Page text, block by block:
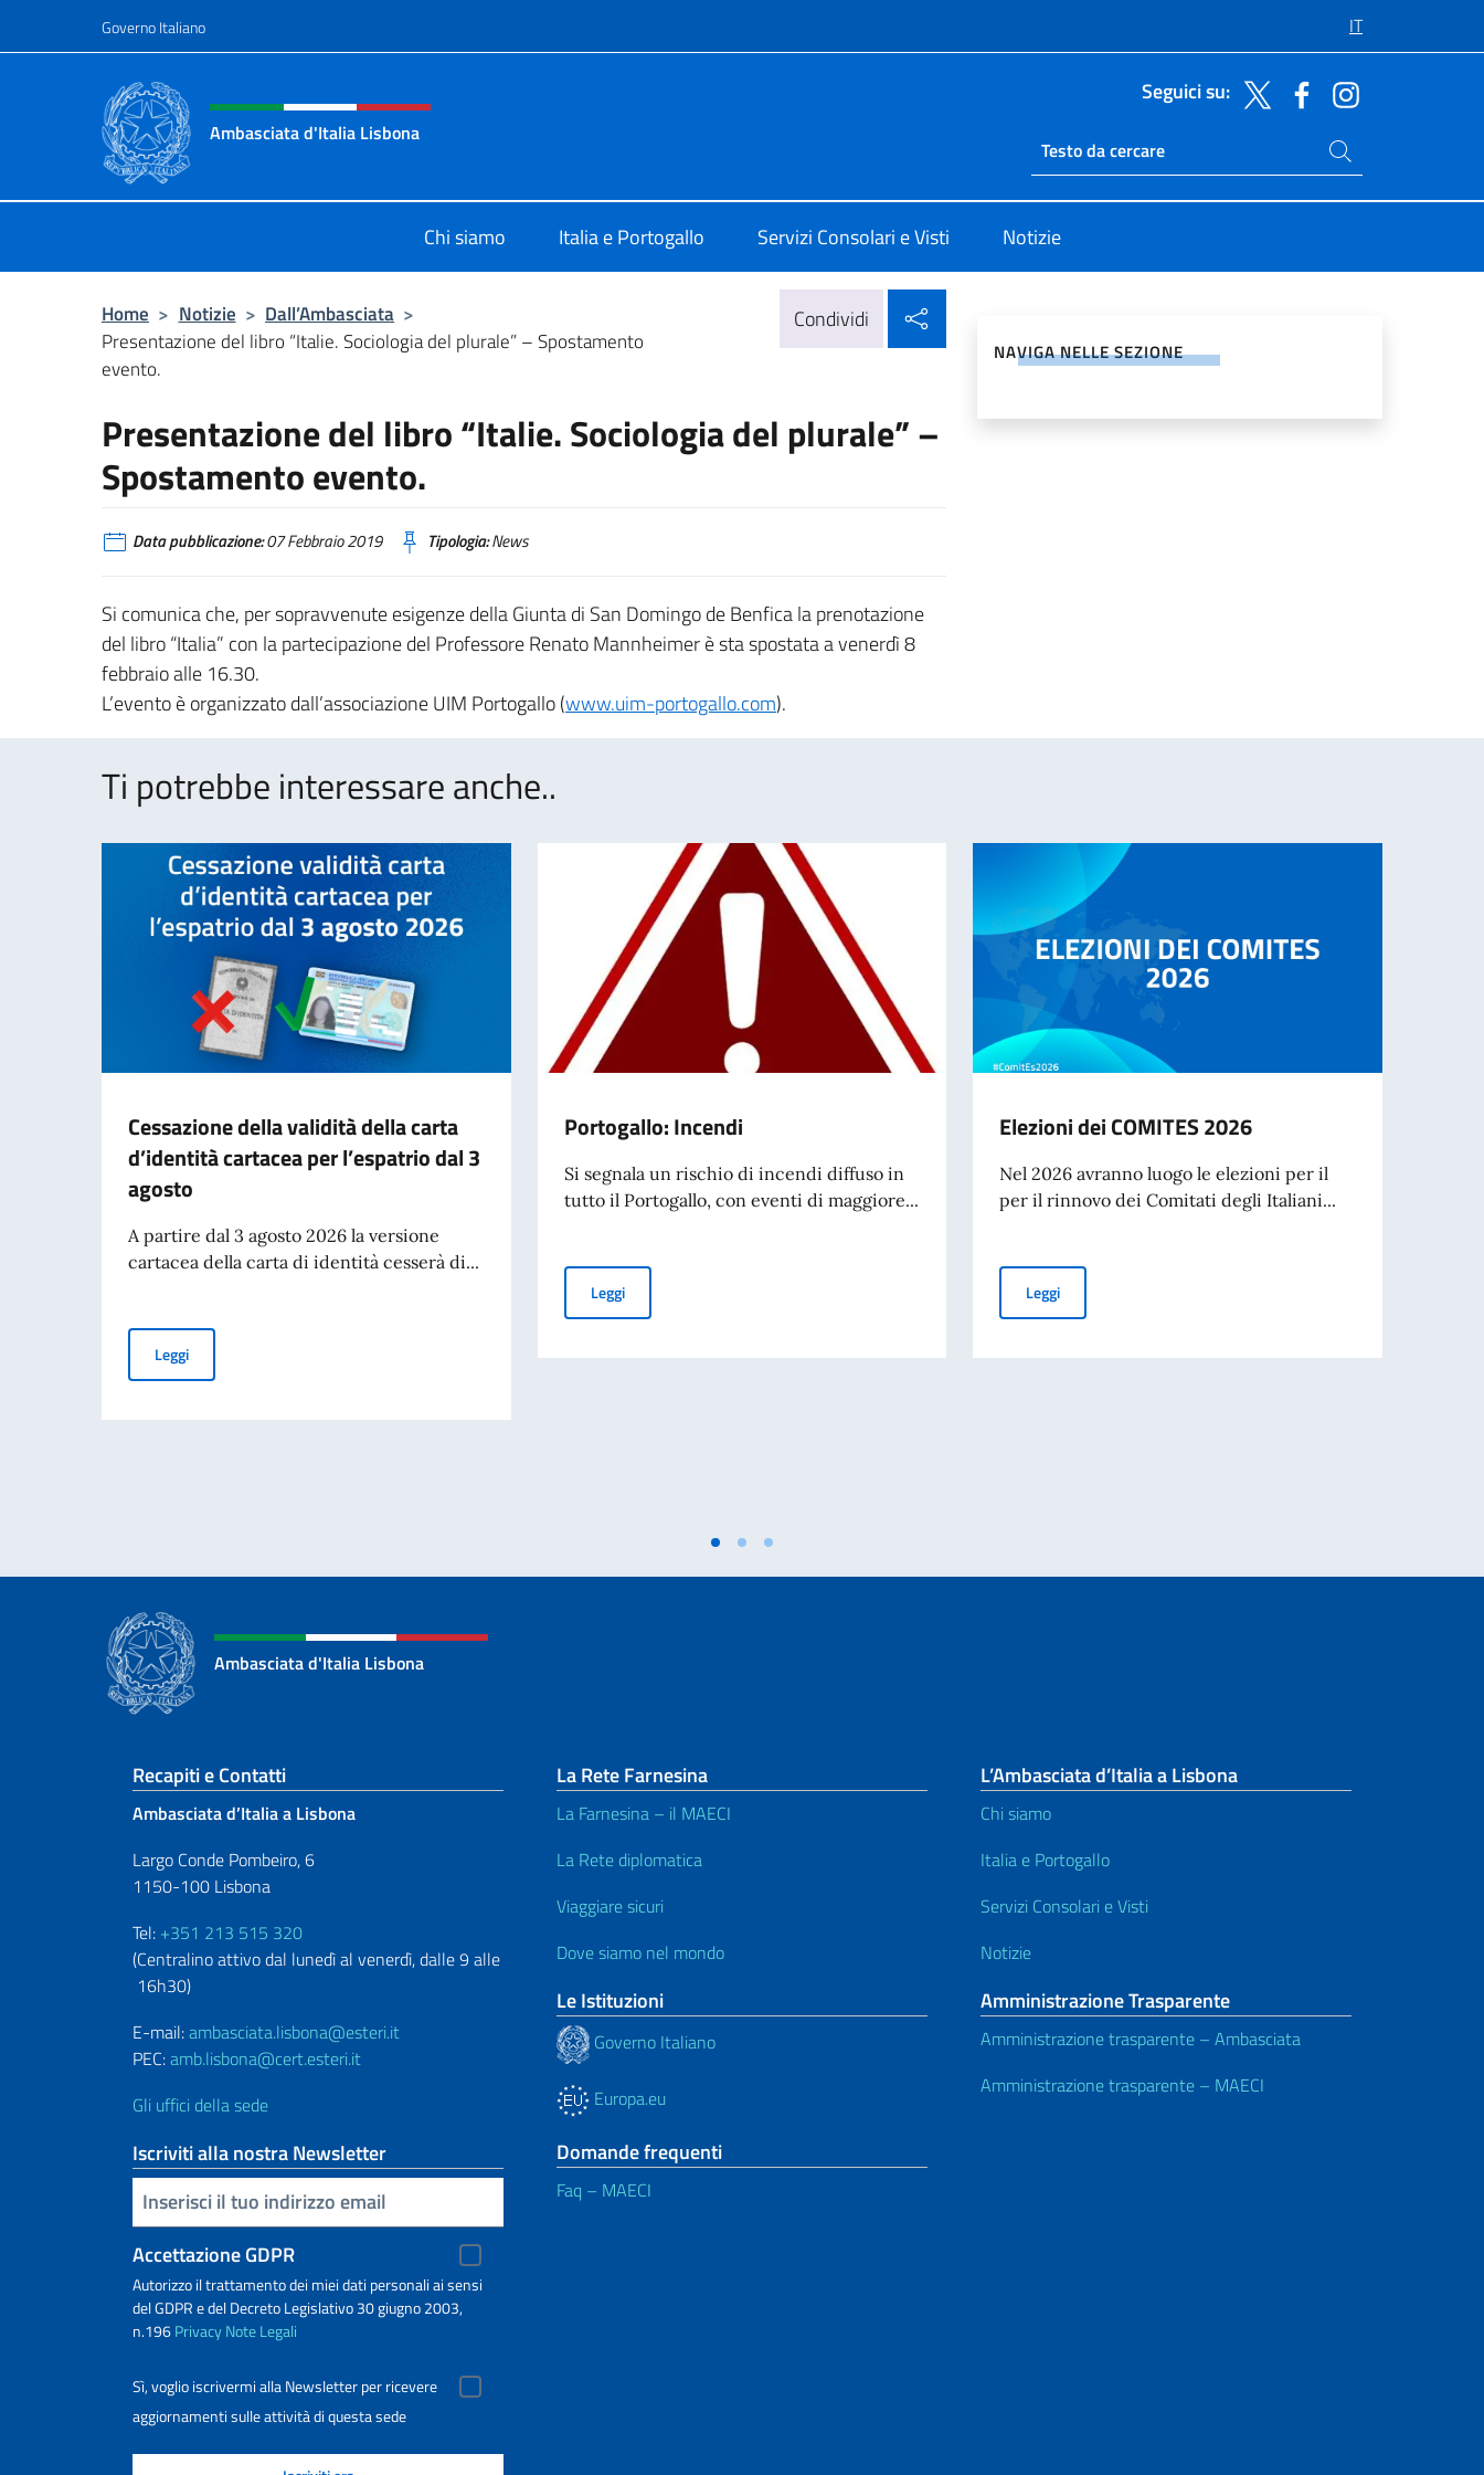
Governo Italiano IT
Intestazione sito, social e menù
Ambasciata d'Italia Lisbona
Seguici su:
Ricerca sito live
Cerca nel sito
Chi siamo Italia e Portogallo Servizi Consolari e Visti Notizie
Home > Notizie > Dall’Ambasciata >
Presentazione del libro “Italie. Sociologia del plurale” – Spostamento
evento.
Condividi
Presentazione del libro “Italie. Sociologia del plurale” –
Spostamento evento.
Data pubblicazione:07 Febbraio 2019 Tipologia:News
Si comunica che, per sopravvenute esigenze della Giunta di San Domingo de Benfica la prenotazione
del libro “Italia” con la partecipazione del Professore Renato Mannheimer è sta spostata a venerdì 8
febbraio alle 16.30.
L’evento è organizzato dall’associazione UIM Portogallo (www.uim-portogallo.com).
NAVIGA NELLE SEZIONE
Ti potrebbe interessare anche..
Cessazione della validità della carta
d’identità cartacea per l’espatrio dal 3
agosto
A partire dal 3 agosto 2026 la versione
cartacea della carta di identità cesserà di...
LeggiCessazione della validità della carta d’identità cartacea per l’espatrio dal 3 agosto
Portogallo: Incendi
Si segnala un rischio di incendi diffuso in
tutto il Portogallo, con eventi di maggiore...
LeggiPortogallo: Incendi
Elezioni dei COMITES 2026
Nel 2026 avranno luogo le elezioni per il
per il rinnovo dei Comitati degli Italiani...
LeggiElezioni dei COMITES 2026
Ambasciata d'Italia Lisbona
Sezione footer
Recapiti e Contatti
Ambasciata d’Italia a Lisbona
Largo Conde Pombeiro, 6
1150-100 Lisbona
Tel: +351 213 515 320
(Centralino attivo dal lunedì al venerdì, dalle 9 alle
16h30)
E-mail:ambasciata.lisbona@esteri.it
PEC:amb.lisbona@cert.esteri.it
Gli uffici della sede
Iscriviti alla nostra Newsletter
Inserisci la tua email
Accettazione GDPR
Autorizzo il trattamento dei miei dati personali ai sensi
del GDPR e del Decreto Legislativo 30 giugno 2003,
n.196PrivacyNote Legali
Sì, voglio iscrivermi alla Newsletter per ricevere
aggiornamenti sulle attività di questa sede
La Rete Farnesina
La Farnesina – il MAECI
La Rete diplomatica
Viaggiare sicuri
Dove siamo nel mondo
Le Istituzioni
Governo Italiano
Europa.eu
Domande frequenti
Faq – MAECI
L’Ambasciata d’Italia a Lisbona
Chi siamo
Italia e Portogallo
Servizi Consolari e Visti
Notizie
Amministrazione Trasparente
Amministrazione trasparente – Ambasciata
Amministrazione trasparente – MAECI